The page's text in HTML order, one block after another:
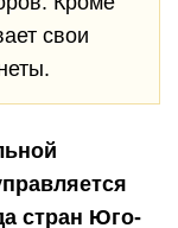
свои
стран Юго-